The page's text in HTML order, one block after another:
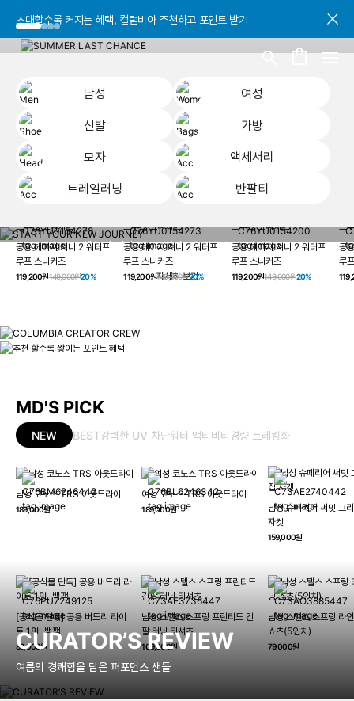
초대할수록 커지는 혜택, 컬럼비아 추천하고 포인트 받기
초대할수록 커지는 혜택, 컬럼비아 추천하고 포인트 받기
초대할수록 커지는 혜택, 컬럼비아 추천하고 포인트 받기
남성
여성
신발
가방
모자
액세서리
트레일러닝
반팔티
START YOUR
헤이지 져니 New 컬러 UP TO 20% OFF
자세히 보기
공용 헤이지 져니 2 워터프
루프 스니커즈
119,200원149,000원20%
공용 헤이지 져니 2 워터프
루프 스니커즈
119,200원149,000원20%
공용 헤이지 져니 2 워터프
루프 스니커즈
119,200원149,000원20%
공
루
MD'S PICK
NEW BEST강력한 UV 차단워터 액티비티경량 트레킹화
남성 코노스 TRS 아웃드라이
189,000원
여성 코노스 TRS 아웃드라이
189,000원
남성 슈페리어 써밋 그
자켓
159,000원
[공식몰 단독] 공용 버드리 라이
트 18L 백팩
89,000원
남성 스텔스 스프링 프린티드 긴
팔 러닝 티셔츠
109,000원
남성 스텔스 스프링 라
쇼츠(5인치)
79,000원
CURATOR’S REVIEW
여름의 경쾌함을 담은 퍼포먼스 샌들